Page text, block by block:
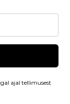
ajal tellimusest